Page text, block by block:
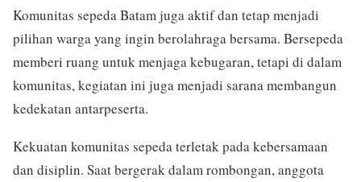
Komunitas sepeda Batam juga aktif dan tetap menjadi
pilihan warga yang ingin berolahraga bersama. Bersepeda
memberi ruang untuk menjaga kebugaran, tetapi di dalam
komunitas, kegiatan ini juga menjadi sarana membangun
kedekatan antarpeserta.
Kekuatan komunitas sepeda terletak pada kebersamaan
dan disiplin. Saat bergerak dalam rombongan, anggota